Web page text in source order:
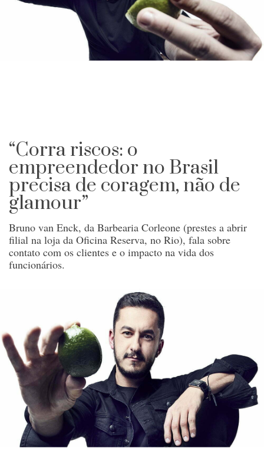
“Corra riscos: o
empreendedor no Brasil
precisa de coragem, não de
glamour”
Bruno van Enck, da Barbearia Corleone (prestes a abrir
filial na loja da Oficina Reserva, no Rio), fala sobre
contato com os clientes e o impacto na vida dos
funcionários.